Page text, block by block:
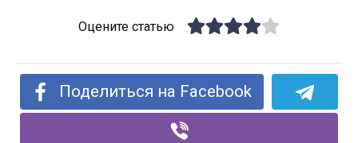
Оцените статью
Поделиться на Facebook